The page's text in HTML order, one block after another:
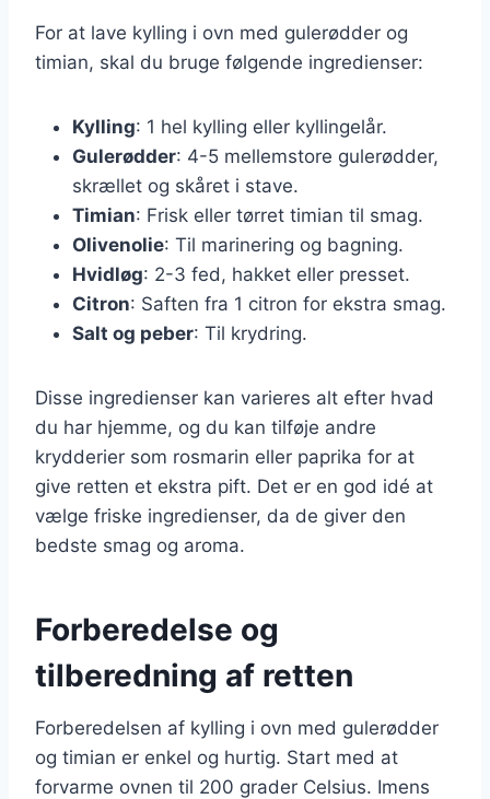
For at lave kylling i ovn med gulerødder og
timian, skal du bruge følgende ingredienser:
Kylling: 1 hel kylling eller kyllingelår.
Gulerødder: 4-5 mellemstore gulerødder,
skrællet og skåret i stave.
Timian: Frisk eller tørret timian til smag.
Olivenolie: Til marinering og bagning.
Hvidløg: 2-3 fed, hakket eller presset.
Citron: Saften fra 1 citron for ekstra smag.
Salt og peber: Til krydring.
Disse ingredienser kan varieres alt efter hvad
du har hjemme, og du kan tilføje andre
krydderier som rosmarin eller paprika for at
give retten et ekstra pift. Det er en god idé at
vælge friske ingredienser, da de giver den
bedste smag og aroma.
Forberedelse og
tilberedning af retten
Forberedelsen af kylling i ovn med gulerødder
og timian er enkel og hurtig. Start med at
forvarme ovnen til 200 grader Celsius. Imens